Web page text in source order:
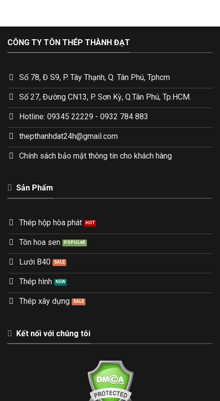
CÔNG TY TÔN THÉP THÀNH ĐẠT
Số 78, Đ S9, P. Tây Thạnh, Q. Tân Phú, Tphcm
Số 27, Đường CN13, P. Sơn Kỳ, Q.Tân Phú, Tp.HCM.
Hotline: 09345 22229 - 0932 784 883
thepthanhdat24h@gmail.com
Chính sách bảo mật thông tin cho khách hàng
Sản Phẩm
Thép hộp hòa phát
Tôn hoa sen
Lưới B40
Thép hình
Thép xây dựng
Kết nối với chúng tôi